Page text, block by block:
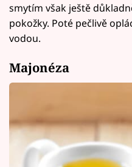
smytím však ještě
pokožky. Poté pečlivě
vodou.
Majonéza